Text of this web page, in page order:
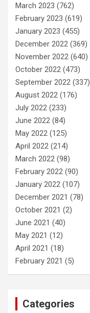
March 2023 (762)
February 2023 (619)
January 2023 (455)
December 2022 (369)
November 2022 (640)
October 2022 (473)
September 2022 (337)
August 2022 (176)
July 2022 (233)
June 2022 (84)
May 2022 (125)
April 2022 (214)
March 2022 (98)
February 2022 (90)
January 2022 (107)
December 2021 (78)
October 2021 (2)
June 2021 (40)
May 2021 (12)
April 2021 (18)
February 2021 (5)
Categories